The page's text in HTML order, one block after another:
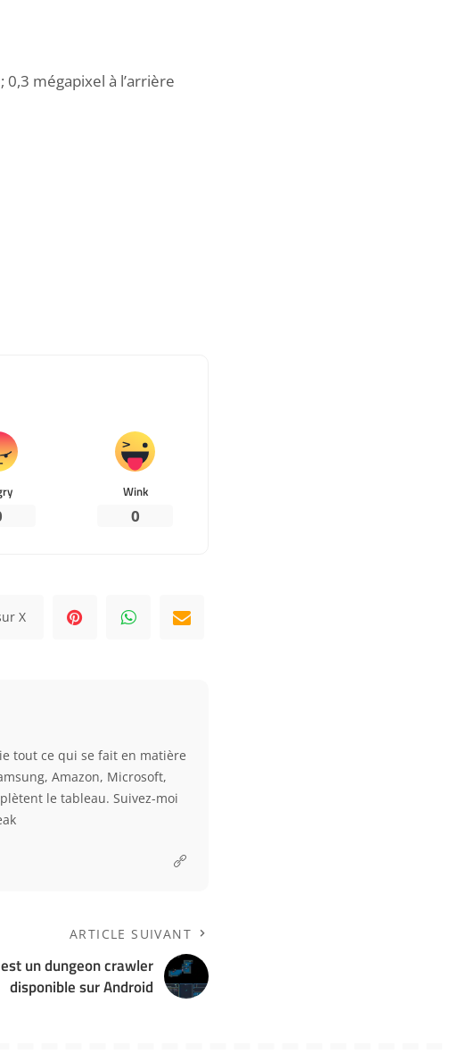
0,3 mégapixel à l’arrière
Wink
0
X
tout ce qui se fait en matière
Amazon, Microsoft,
le tableau. Suivez-moi
ARTICLE SUIVANT
un dungeon crawler
disponible sur Android